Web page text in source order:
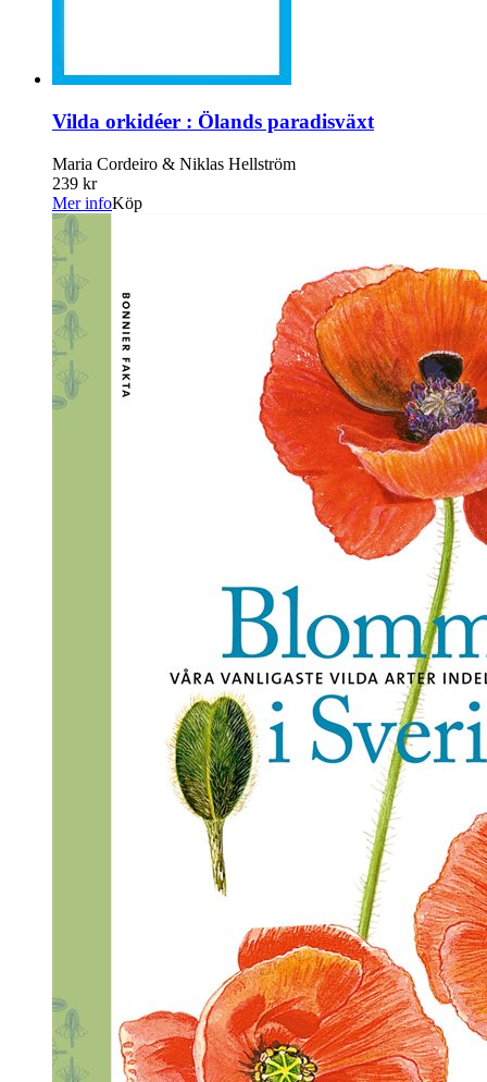
Vilda orkidéer : Ölands paradisväxt
Maria Cordeiro & Niklas Hellström
239 kr
Mer infoKöp